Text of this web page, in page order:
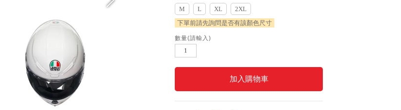
M L XL 2XL
數量(請輸入)